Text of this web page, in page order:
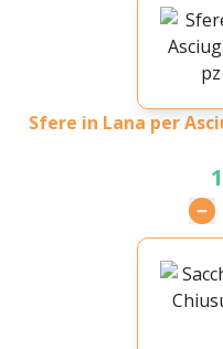
Sfere in Lana per